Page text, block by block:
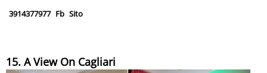
3914377977 Fb Sito
15. A View On Cagliari